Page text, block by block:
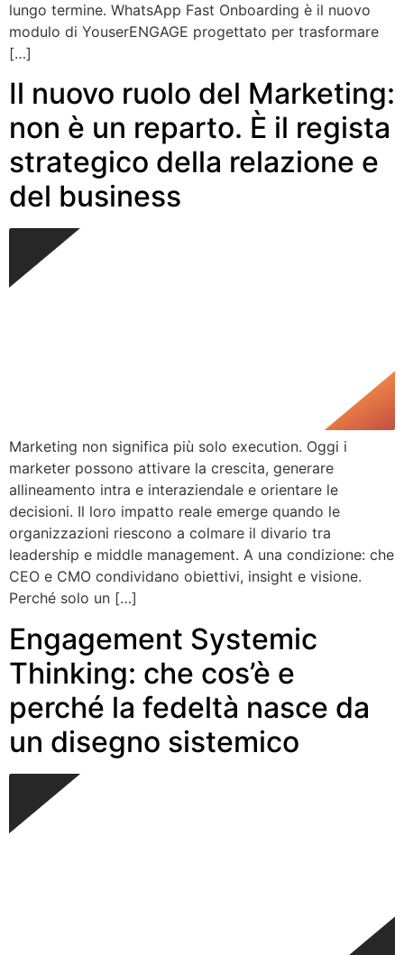
lungo termine. WhatsApp Fast Onboarding è il nuovo
modulo di YouserENGAGE progettato per trasformare
[…]
Il nuovo ruolo del Marketing:
non è un reparto. È il regista
strategico della relazione e
del business
Marketing non significa più solo execution. Oggi i
marketer possono attivare la crescita, generare
allineamento intra e interaziendale e orientare le
decisioni. Il loro impatto reale emerge quando le
organizzazioni riescono a colmare il divario tra
leadership e middle management. A una condizione: che
CEO e CMO condividano obiettivi, insight e visione.
Perché solo un […]
Engagement Systemic
Thinking: che cos’è e
perché la fedeltà nasce da
un disegno sistemico